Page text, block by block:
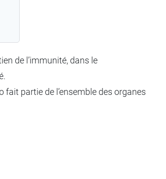
de l’immunité, dans le
partie de l’ensemble des organes